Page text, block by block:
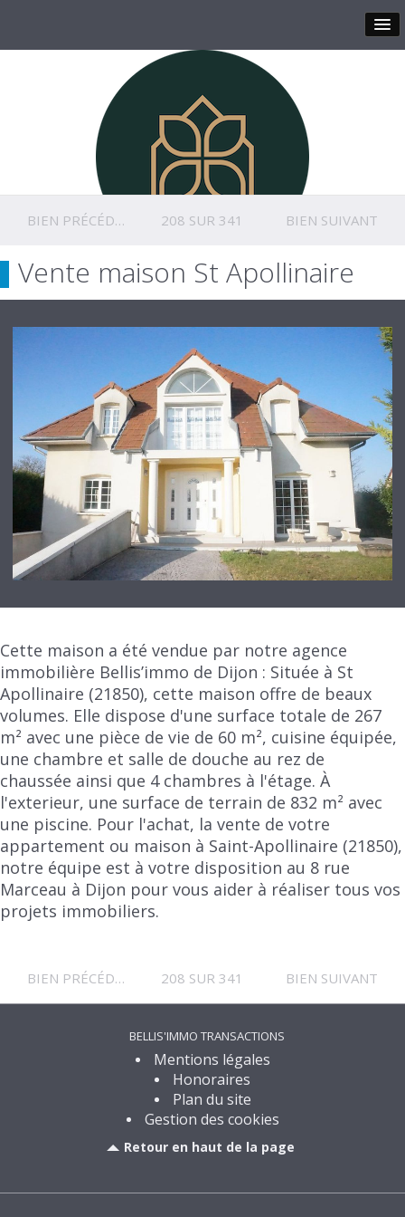
BIEN PRÉCÉDENT 208 SUR 341 BIEN SUIVANT
Vente maison St Apollinaire
Cette maison a été vendue par notre agence
immobilière Bellis’immo de Dijon : Située à St
Apollinaire (21850), cette maison offre de beaux
volumes. Elle dispose d'une surface totale de 267
m² avec une pièce de vie de 60 m², cuisine équipée,
une chambre et salle de douche au rez de
chaussée ainsi que 4 chambres à l'étage. À
l'exterieur, une surface de terrain de 832 m² avec
une piscine. Pour l'achat, la vente de votre
appartement ou maison à Saint-Apollinaire (21850),
notre équipe est à votre disposition au 8 rue
Marceau à Dijon pour vous aider à réaliser tous vos
projets immobiliers.
BIEN PRÉCÉDENT 208 SUR 341 BIEN SUIVANT
BELLIS'IMMO TRANSACTIONS
Mentions légales
Honoraires
Plan du site
Gestion des cookies
Retour en haut de la page